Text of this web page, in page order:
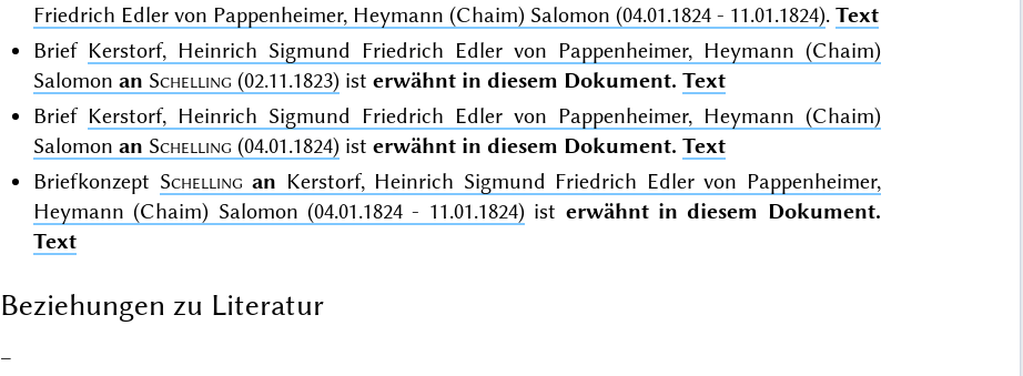
Friedrich Edler von Pappenheimer, Heymann (Chaim) Salomon (04.01.1824 - 11.01.1824). Text
Brief Kerstorf, Heinrich Sigmund Friedrich Edler von Pappenheimer, Heymann (Chaim)
Salomon an Schelling (02.11.1823)ist erwähnt in diesem Dokument. Text
Brief Kerstorf, Heinrich Sigmund Friedrich Edler von Pappenheimer, Heymann (Chaim)
Salomon an Schelling (04.01.1824)ist erwähnt in diesem Dokument. Text
Briefkonzept Schelling an Kerstorf, Heinrich Sigmund Friedrich Edler von Pappenheimer,
Heymann (Chaim) Salomon (04.01.1824 - 11.01.1824)ist erwähnt in diesem Dokument.
Text
Beziehungen zu Literatur
–